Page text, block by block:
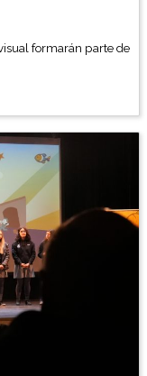
formarán parte de